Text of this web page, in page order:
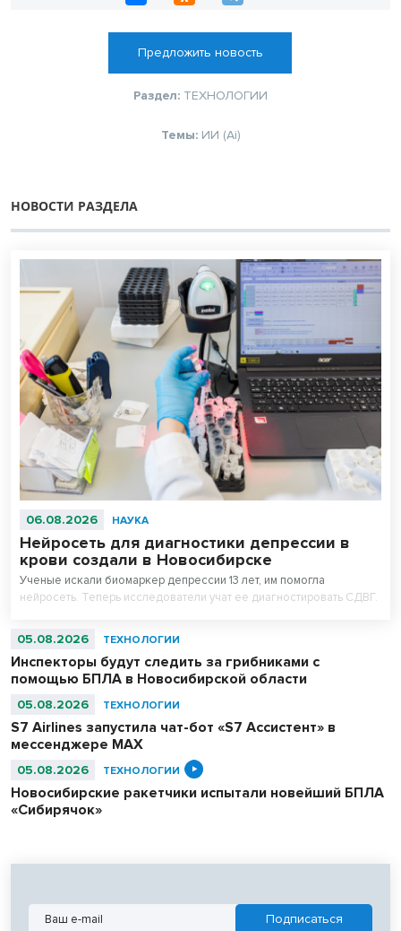
Предложить новость
Раздел: ТЕХНОЛОГИИ
Темы: ИИ (Ai)
НОВОСТИ РАЗДЕЛА
06.08.2026 НАУКА
Нейросеть для диагностики депрессии в
крови создали в Новосибирске
Ученые искали биомаркер депрессии 13 лет, им помогла
нейросеть. Теперь исследователи учат ее диагностировать СДВГ.
05.08.2026 ТЕХНОЛОГИИ
Инспекторы будут следить за грибниками с
помощью БПЛА в Новосибирской области
05.08.2026 ТЕХНОЛОГИИ
S7 Airlines запустила чат-бот «S7 Ассистент» в
мессенджере MAX
05.08.2026 ТЕХНОЛОГИИ
Новосибирские ракетчики испытали новейший БПЛА
«Сибирячок»